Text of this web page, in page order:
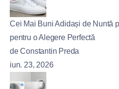
Cei Mai Buni Adidași de Nuntă
pentru o Alegere Perfectă
de Constantin Preda
iun. 23, 2026